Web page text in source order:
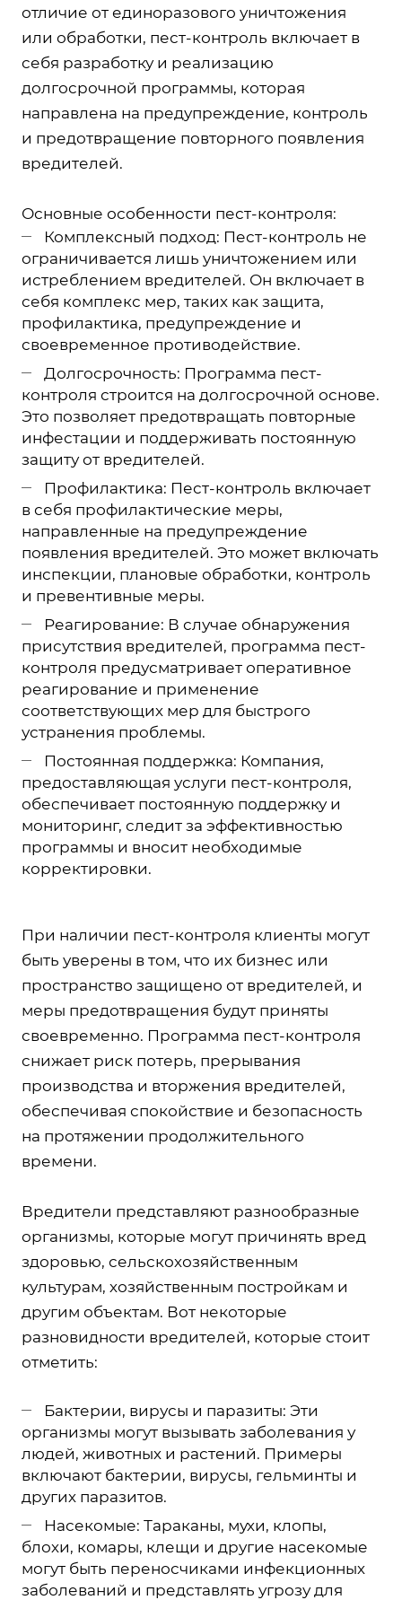
отличие от единоразового уничтожения
или обработки, пест-контроль включает в
себя разработку и реализацию
долгосрочной программы, которая
направлена на предупреждение, контроль
и предотвращение повторного появления
вредителей.
Основные особенности пест-контроля:
Комплексный подход: Пест-контроль не
ограничивается лишь уничтожением или
истреблением вредителей. Он включает в
себя комплекс мер, таких как защита,
профилактика, предупреждение и
своевременное противодействие.
Долгосрочность: Программа пест-
контроля строится на долгосрочной основе.
Это позволяет предотвращать повторные
инфестации и поддерживать постоянную
защиту от вредителей.
Профилактика: Пест-контроль включает
в себя профилактические меры,
направленные на предупреждение
появления вредителей. Это может включать
инспекции, плановые обработки, контроль
и превентивные меры.
Реагирование: В случае обнаружения
присутствия вредителей, программа пест-
контроля предусматривает оперативное
реагирование и применение
соответствующих мер для быстрого
устранения проблемы.
Постоянная поддержка: Компания,
предоставляющая услуги пест-контроля,
обеспечивает постоянную поддержку и
мониторинг, следит за эффективностью
программы и вносит необходимые
корректировки.
При наличии пест-контроля клиенты могут
быть уверены в том, что их бизнес или
пространство защищено от вредителей, и
меры предотвращения будут приняты
своевременно. Программа пест-контроля
снижает риск потерь, прерывания
производства и вторжения вредителей,
обеспечивая спокойствие и безопасность
на протяжении продолжительного
времени.
Вредители представляют разнообразные
организмы, которые могут причинять вред
здоровью, сельскохозяйственным
культурам, хозяйственным постройкам и
другим объектам. Вот некоторые
разновидности вредителей, которые стоит
отметить:
Бактерии, вирусы и паразиты: Эти
организмы могут вызывать заболевания у
людей, животных и растений. Примеры
включают бактерии, вирусы, гельминты и
других паразитов.
Насекомые: Тараканы, мухи, клопы,
блохи, комары, клещи и другие насекомые
могут быть переносчиками инфекционных
заболеваний и представлять угрозу для